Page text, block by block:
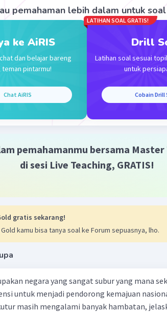
Rating·0.0(0) Balas
pemahaman lebih dalam untuk soal
ke AiRIS
dan belajar bareng
teman pintarmu!
Chat AiRIS
LATIHAN SOAL GRATIS!
Drill
Latihan soal sesuai
untuk
Cobain Drill
pemahamanmu bersama Master
di sesi Live Teaching, GRATIS!
gratis sekarang!
kamu bisa tanya soal ke Forum sepuasnya, lho.
negara yang sangat subur yang mana
untuk menjadi pendorong kemajuan
masih mengalami banyak hambatan,